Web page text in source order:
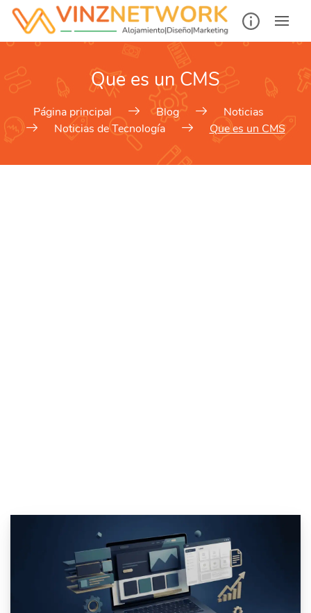
Que es un CMS
Página principal Blog
Noticias
Noticias de Tecnología
Que es un CMS